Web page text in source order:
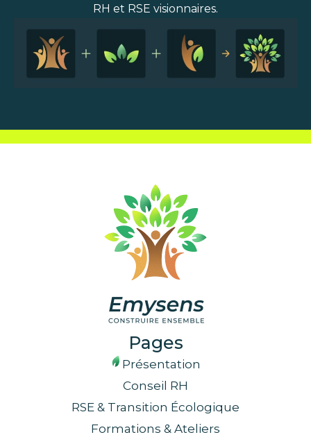
RH et RSE visionnaires.
Pages
Présentation
Conseil RH
RSE & Transition Écologique
Formations & Ateliers